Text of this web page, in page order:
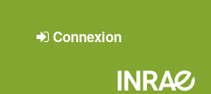
Connexion